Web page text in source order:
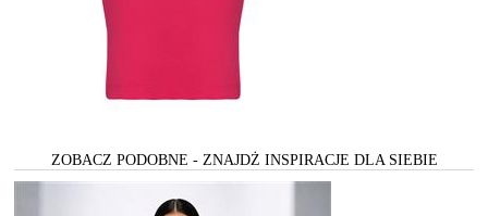
ZOBACZ PODOBNE - ZNAJDŻ INSPIRACJE DLA SIEBIE